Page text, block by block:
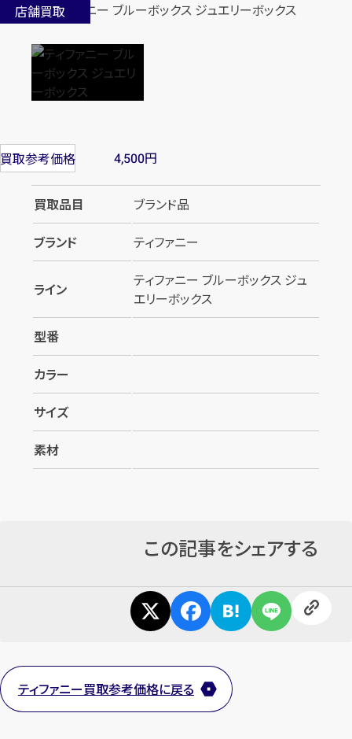
カンタン無料
今すぐ査定金額をお伝えいた
まずは お電話 で無料査定
始除く)
店舗買取
買取参考価格 4,500円
買取品目
ブランド品
ブランド
ティファニー
ライン
ティファニー ブルーボックス ジュ
エリーボックス
型番
カラー
サイズ
素材
この記事をシェアする
ティファニー買取参考価格に戻る